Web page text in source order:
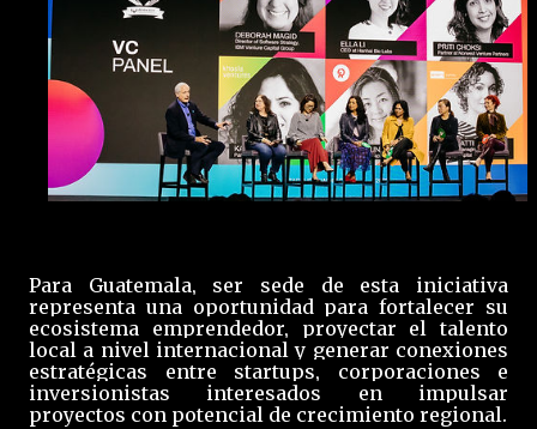
Para Guatemala, ser sede de esta iniciativa
representa una oportunidad para fortalecer su
ecosistema emprendedor, proyectar el talento
local a nivel internacional y generar conexiones
estratégicas entre startups, corporaciones e
inversionistas interesados en impulsar
proyectos con potencial de crecimiento regional.